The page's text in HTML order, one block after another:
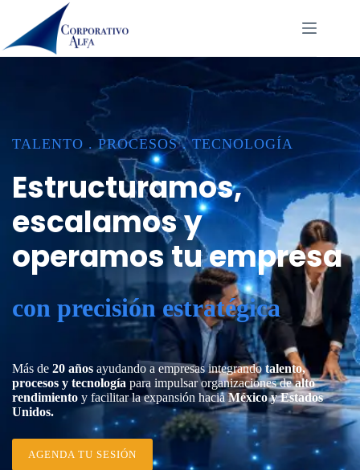
contenido
TALENTO . PROCESOS . TECNOLOGÍA
Estructuramos,
escalamos y
operamos tu empresa
con precisión estratégica
Más de 20 años ayudando a empresas integrando talento,
procesos y tecnología para impulsar organizaciones dealto
rendimiento y facilitar la expansión haciaMéxico y Estados
Unidos.
AGENDA TU SESIÓN